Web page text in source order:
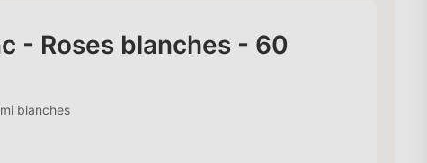
- Roses blanches - 60
blanches